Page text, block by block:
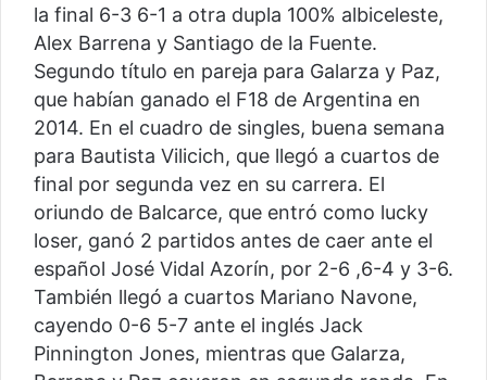
la final 6-3 6-1 a otra dupla 100% albiceleste,
Alex Barrena y Santiago de la Fuente.
Segundo título en pareja para Galarza y Paz,
que habían ganado el F18 de Argentina en
2014. En el cuadro de singles, buena semana
para Bautista Vilicich, que llegó a cuartos de
final por segunda vez en su carrera. El
oriundo de Balcarce, que entró como lucky
loser, ganó 2 partidos antes de caer ante el
español José Vidal Azorín, por 2-6 ,6-4 y 3-6.
También llegó a cuartos Mariano Navone,
cayendo 0-6 5-7 ante el inglés Jack
Pinnington Jones, mientras que Galarza,